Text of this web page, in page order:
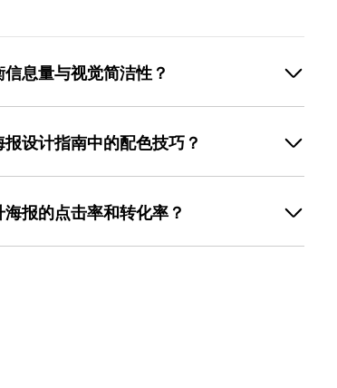
息量与视觉简洁性？
用小字号+浅色，行动按钮用加粗+高亮色。
信息模板’，其预设的分区布局能快速引导信
设计指南中的配色技巧？
室的‘智能配色’功能，上传图片后自动生成配
报的点击率和转化率？
的海报，通过公众号后台数据对比点击率，